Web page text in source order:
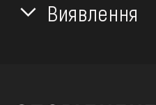
Виявлення